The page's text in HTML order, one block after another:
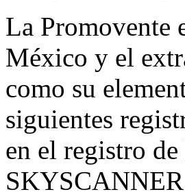
La Promovente
México y el
como su
siguientes
en el registro
SKYSCANNER